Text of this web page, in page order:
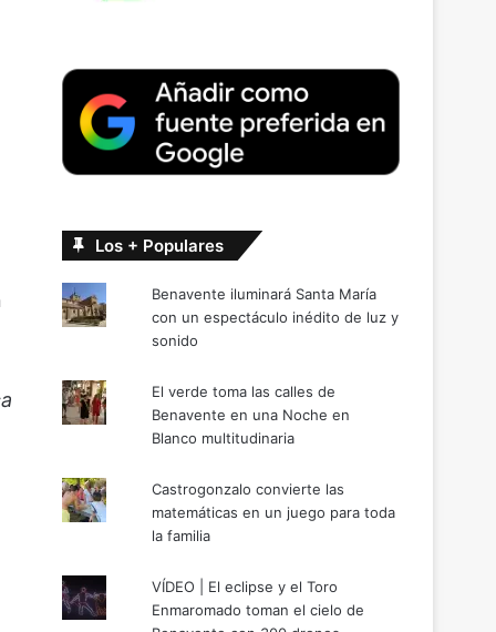
Los + Populares
Benavente iluminará Santa María
con un espectáculo inédito de luz y
sonido
El verde toma las calles de
Benavente en una Noche en
Blanco multitudinaria
Castrogonzalo convierte las
matemáticas en un juego para toda
la familia
VÍDEO | El eclipse y el Toro
Enmaromado toman el cielo de